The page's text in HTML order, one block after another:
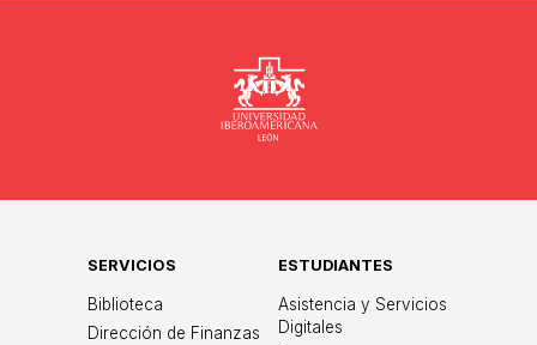
SERVICIOS
Biblioteca
Dirección de Finanzas
ESTUDIANTES
Asistencia y Servicios
Digitales